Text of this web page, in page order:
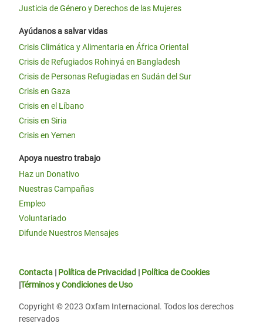
Justicia de Género y Derechos de las Mujeres
Ayúdanos a salvar vidas
Crisis Climática y Alimentaria en África Oriental
Crisis de Refugiados Rohinyá en Bangladesh
Crisis de Personas Refugiadas en Sudán del Sur
Crisis en Gaza
Crisis en el Líbano
Crisis en Siria
Crisis en Yemen
Apoya nuestro trabajo
Haz un Donativo
Nuestras Campañas
Empleo
Voluntariado
Difunde Nuestros Mensajes
Contacta | Política de Privacidad | Política de Cookies
|Términos y Condiciones de Uso
Copyright © 2023 Oxfam Internacional. Todos los derechos
reservados